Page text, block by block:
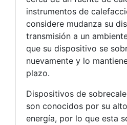
instrumentos de
considere mudanza su
transmisión a un
que su dispositivo se
nuevamente y lo
plazo.
Dispositivos de
son conocidos por su
energía, por lo que esta